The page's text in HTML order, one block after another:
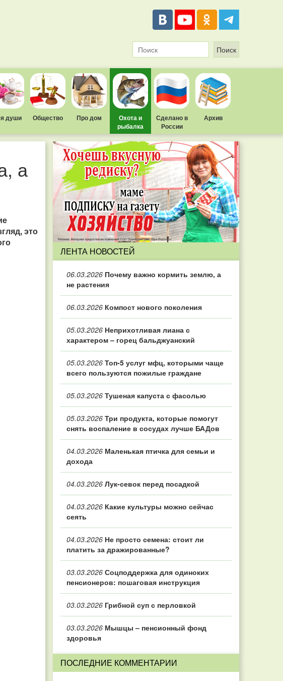
души Общество Про дом
Охота и
рыбалка
Сделано в
России
Архив
а
это
ЛЕНТА НОВОСТЕЙ
06.03.2026 Почему важно кормить землю, а
не растения
06.03.2026 Компост нового поколения
05.03.2026 Неприхотливая лиана с
характером – горец бальджуанский
05.03.2026 Топ‑5 услуг мфц, которыми чаще
всего пользуются пожилые граждане
05.03.2026 Тушеная капуста с фасолью
05.03.2026 Три продукта, которые помогут
снять воспаление в сосудах лучше БАДов
04.03.2026 Маленькая птичка для семьи и
дохода
04.03.2026 Лук-севок перед посадкой
04.03.2026 Какие культуры можно сейчас
сеять
04.03.2026 Не просто семена: стоит ли
платить за дражированные?
03.03.2026 Соцподдержка для одиноких
пенсионеров: пошаговая инструкция
03.03.2026 Грибной суп с перловкой
03.03.2026 Мышцы – пенсионный фонд
здоровья
ПОСЛЕДНИЕ КОММЕНТАРИИ